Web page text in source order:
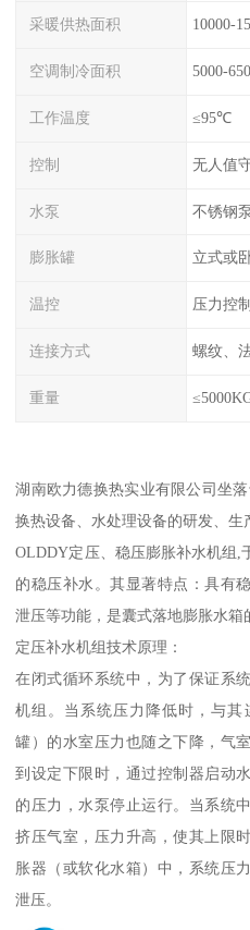
采暖供热面积 10000-
空调制冷面积 5000-
工作温度 ≤95℃
控制 无人值
水泵 不锈钢
膨胀罐 立式或
温控 压力控制
连接方式 螺纹、
重量
湖南欧力德换热实业有限公司坐
换热设备、水处理设备的研发、生
OLDDY定压、稳压膨胀补水机组,
的稳压补水。其显著特点：具有
泄压等功能，是囊式落地膨胀水箱
定压补水机组技术原理：
在闭式循环系统中，为了保证系
机组。当系统压力降低时，与
罐）的水室压力也随之下降，气
到设定下限时，通过控制器启动
的压力，水泵停止运行。当系统
挤压气室，压力升高，使其上限
胀器（或软化水箱）中，系统压
泄压。